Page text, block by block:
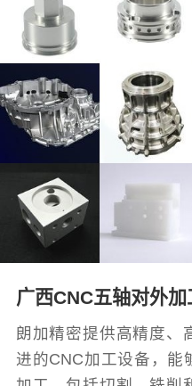
广西CNC五轴对外加
朗加精密提供高精度、
进的CNC加工设备，能